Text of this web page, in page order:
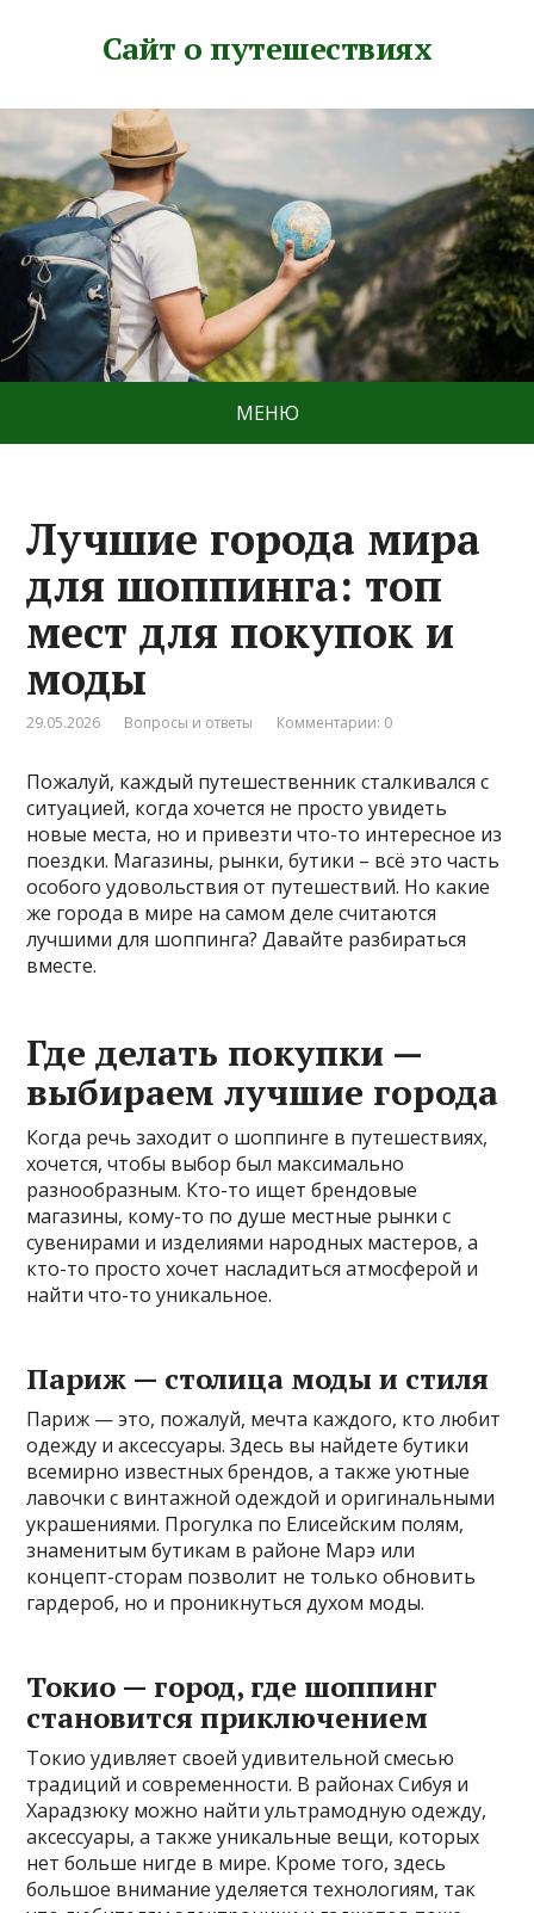
Сайт о путешествиях
МЕНЮ
Лучшие города мира
для шоппинга: топ
мест для покупок и
моды
29.05.2026 Вопросы и ответы Комментарии: 0
Пожалуй, каждый путешественник сталкивался с
ситуацией, когда хочется не просто увидеть
новые места, но и привезти что-то интересное из
поездки. Магазины, рынки, бутики – всё это часть
особого удовольствия от путешествий. Но какие
же города в мире на самом деле считаются
лучшими для шоппинга? Давайте разбираться
вместе.
Где делать покупки —
выбираем лучшие города
Когда речь заходит о шоппинге в путешествиях,
хочется, чтобы выбор был максимально
разнообразным. Кто-то ищет брендовые
магазины, кому-то по душе местные рынки с
сувенирами и изделиями народных мастеров, а
кто-то просто хочет насладиться атмосферой и
найти что-то уникальное.
Париж — столица моды и стиля
Париж — это, пожалуй, мечта каждого, кто любит
одежду и аксессуары. Здесь вы найдете бутики
всемирно известных брендов, а также уютные
лавочки с винтажной одеждой и оригинальными
украшениями. Прогулка по Елисейским полям,
знаменитым бутикам в районе Марэ или
концепт-сторам позволит не только обновить
гардероб, но и проникнуться духом моды.
Токио — город, где шоппинг
становится приключением
Токио удивляет своей удивительной смесью
традиций и современности. В районах Сибуя и
Харадзюку можно найти ультрамодную одежду,
аксессуары, а также уникальные вещи, которых
нет больше нигде в мире. Кроме того, здесь
большое внимание уделяется технологиям, так